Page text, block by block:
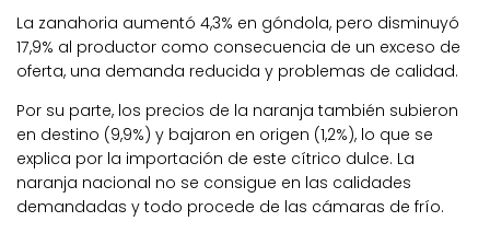
La zanahoria aumentó 4,3% en góndola, pero disminuyó
17,9% al productor como consecuencia de un exceso de
oferta, una demanda reducida y problemas de calidad.
Por su parte, los precios de la naranja también subieron
en destino (9,9%) y bajaron en origen (1,2%), lo que se
explica por la importación de este cítrico dulce. La
naranja nacional no se consigue en las calidades
demandadas y todo procede de las cámaras de frío.